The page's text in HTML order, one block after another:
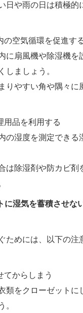
日や雨の日は積極的
の空気循環を促進す
に扇風機や除湿機を
しましょう。
りやすい角や隅々に
用品を利用する
の湿度を測定できる
は除湿剤や防カビ剤
に湿気を蓄積させな
ためには、以下の注
てからしまう
類をクローゼットに
。